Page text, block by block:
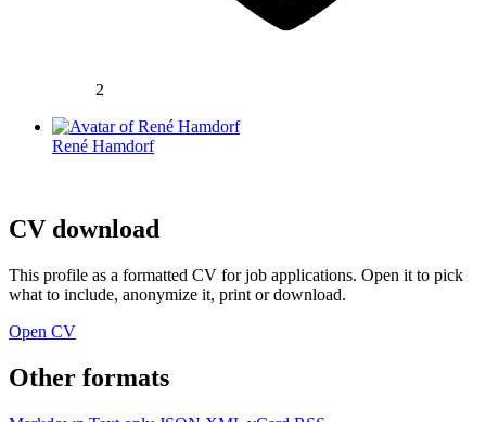
2
René Hamdorf
CV download
This profile as a formatted CV for job applications. Open it to pick
what to include, anonymize it, print or download.
Open CV
Other formats